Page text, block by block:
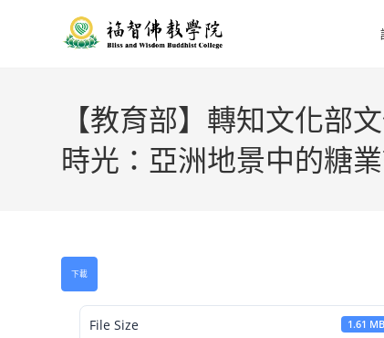
【教育部】轉知文化部
時光：亞洲地景中的糖
下載
File Size 1.61 MB